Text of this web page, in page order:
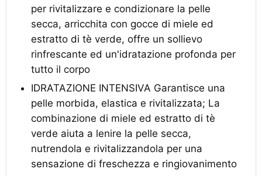
per rivitalizzare e condizionare la pelle
secca, arricchita con gocce di miele ed
estratto di tè verde, offre un sollievo
rinfrescante ed un'idratazione profonda per
tutto il corpo
IDRATAZIONE INTENSIVA Garantisce una
pelle morbida, elastica e rivitalizzata; La
combinazione di miele ed estratto di tè
verde aiuta a lenire la pelle secca,
nutrendola e rivitalizzandola per una
sensazione di freschezza e ringiovanimento